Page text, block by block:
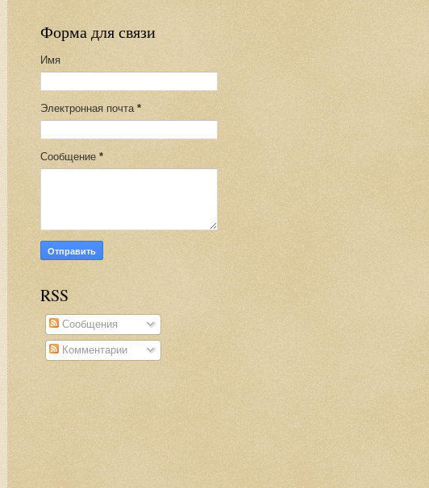
Форма для связи
Имя
Электронная почта *
Сообщение *
RSS
Сообщения
Комментарии